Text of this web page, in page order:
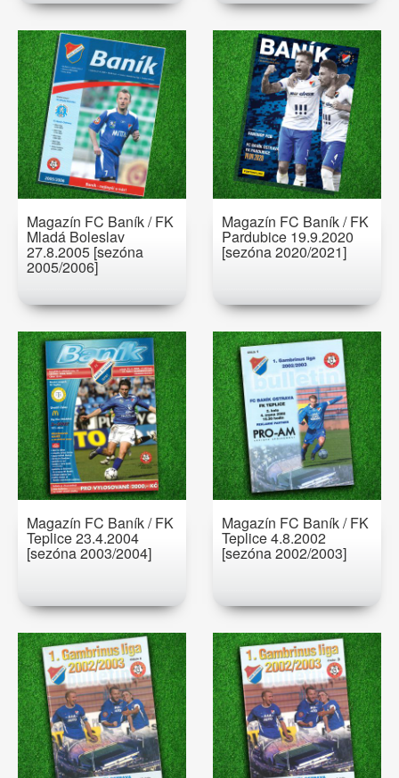
Magazín FC Baník / FK
Mladá Boleslav
27.8.2005 [sezóna
2005/2006]
Magazín FC Baník / FK
Pardubice 19.9.2020
[sezóna 2020/2021]
Magazín FC Baník / FK
Teplice 23.4.2004
[sezóna 2003/2004]
Magazín FC Baník / FK
Teplice 4.8.2002
[sezóna 2002/2003]